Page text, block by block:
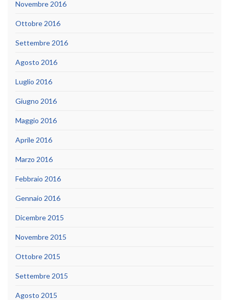
Novembre 2016
Ottobre 2016
Settembre 2016
Agosto 2016
Luglio 2016
Giugno 2016
Maggio 2016
Aprile 2016
Marzo 2016
Febbraio 2016
Gennaio 2016
Dicembre 2015
Novembre 2015
Ottobre 2015
Settembre 2015
Agosto 2015